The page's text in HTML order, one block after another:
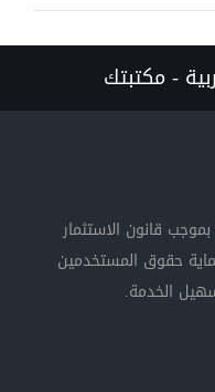
- مكتبتك
قانون الاستثمار
لسنة 2015 وذلك لحماية حقوق المستخدمين
الخدمة.